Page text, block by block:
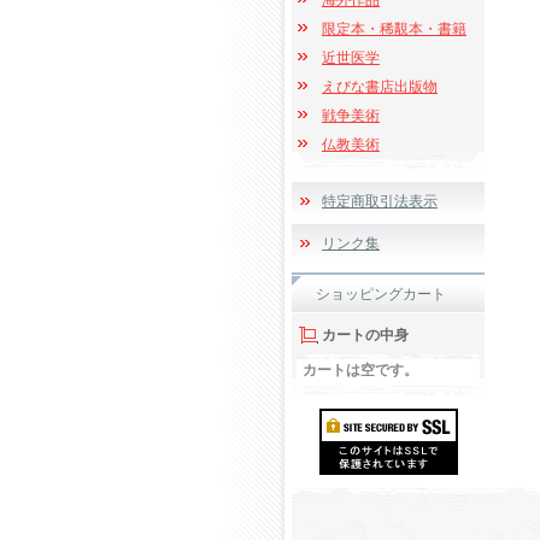
限定本・稀覯本・書籍
近世医学
えびな書店出版物
戦争美術
仏教美術
特定商取引法表示
リンク集
ショッピングカート
カートの中身
カートは空です。